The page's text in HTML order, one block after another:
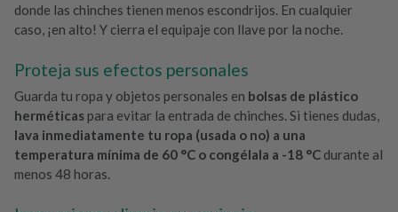
donde las chinches tienen menos escondrijos. En cualquier
caso, ¡en alto! Y cierra el equipaje con llave por la noche.
Proteja sus efectos personales
Guarda tu ropa y objetos personales en bolsas de plástico
herméticas para evitar la entrada de chinches. Si tienes dudas,
lava inmediatamente tu ropa (usada o no) a una
temperatura mínima de 60 °C o congélala a -18 °C durante al
menos 48 horas.